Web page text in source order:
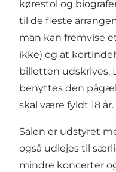
kørestol og
til de fleste
man kan fremvise
ikke) og at
billetten udskrives.
benyttes den
skal være fyldt 18 år.
Salen er udstyret
også udlejes til
mindre koncerter